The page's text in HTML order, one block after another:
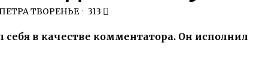
ТВОРЕНЬЕ 313
в качестве комментатора. Он исполнил